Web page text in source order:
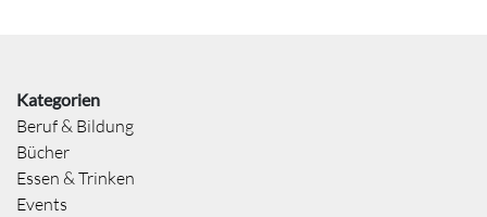
Kategorien
Beruf & Bildung
Bücher
Essen & Trinken
Events